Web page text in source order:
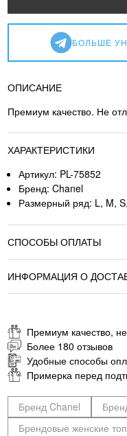
БОЛЬШЕ
ОПИСАНИЕ
Премиум качество. Не
ХАРАКТЕРИСТИКИ
Артикул: PL-75852
Бренд: Chanel
Размерный ряд: L, M,
СПОСОБЫ ОПЛАТЫ
ИНФОРМАЦИЯ О
Премиум качество,
Более 180 отзывов
Удобные способы
Примерка перед
Бренд Chanel
Брендовые женские